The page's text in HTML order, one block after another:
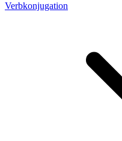
Verbkonjugation